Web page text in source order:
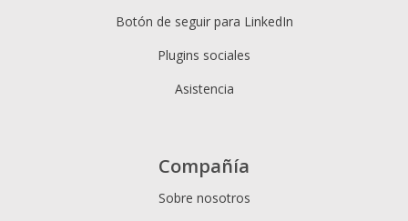
Botón de seguir para LinkedIn
Plugins sociales
Asistencia
Compañía
Sobre nosotros